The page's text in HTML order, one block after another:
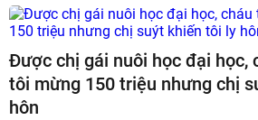
Được chị gái nuôi học đại học,
tôi mừng 150 triệu nhưng chị
hôn